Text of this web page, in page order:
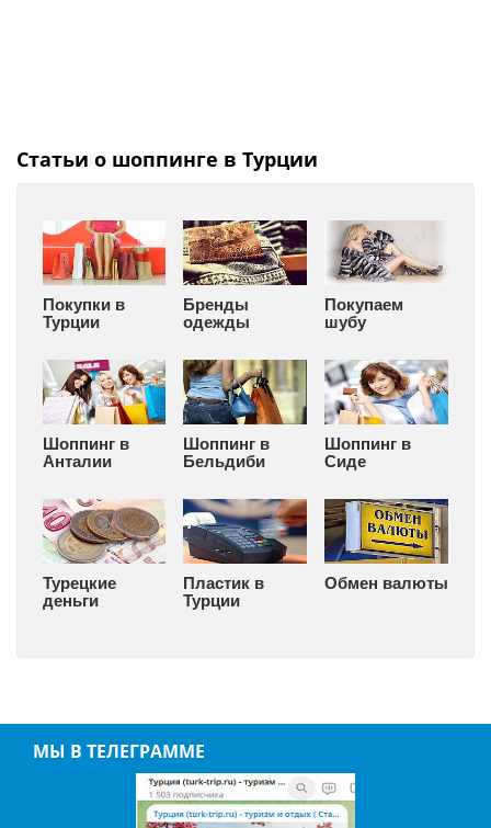
Статьи о шоппинге в Турции
Покупки в
Турции
Бренды
одежды
Покупаем
шубу
Шоппинг в
Анталии
Шоппинг в
Бельдиби
Шоппинг в
Сиде
Турецкие
деньги
Пластик в
Турции
Обмен валюты
МЫ В ТЕЛЕГРАММЕ